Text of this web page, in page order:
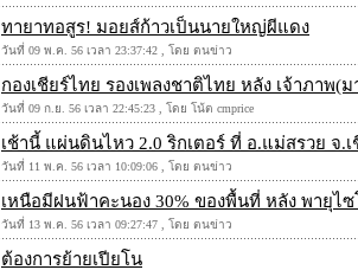
ทายาทอสูร! มอยส์ก้าวเป็นนายใหญ่ผีแดง
วันที่ 09 พ.ค. 56 เวลา 23:37:42 , โดย ตนข่าว
กองเชียร์ไทย รองเพลงชาติไทย หลัง เจ้าภาพ(
วันที่ 09 ก.ย. 56 เวลา 22:45:23 , โดย โน้ต cmprice
เช้านี้ แผ่นดินไหว 2.0 ริกเตอร์ ที่ อ.แม่สรวย จ.เ
วันที่ 11 พ.ค. 56 เวลา 10:09:06 , โดย ตนข่าว
เหนือมีฝนฟ้าคะนอง 30% ของพื้นที่ หลัง พายุไ
วันที่ 13 พ.ค. 56 เวลา 09:27:47 , โดย ตนข่าว
ต้องการย้ายเปียโน